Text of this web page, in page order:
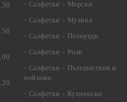
Салфетки - Морски
Салфетки - Музика
Салфетки - Пеперуди
Салфетки - Рози
Салфетки - Пътешествия и
пейзажи
Салфетки - Кухненски